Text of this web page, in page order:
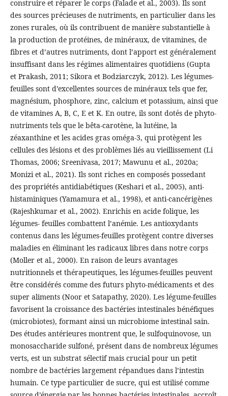
construire et réparer le corps (Falade et al., 2003). Ils sont
des sources précieuses de nutriments, en particulier dans les
zones rurales, où ils contribuent de manière substantielle à
la production de protéines, de minéraux, de vitamines, de
fibres et d’autres nutriments, dont l’apport est généralement
insuffisant dans les régimes alimentaires quotidiens (Gupta
et Prakash, 2011; Sikora et Bodziarczyk, 2012). Les légumes-
feuilles sont d’excellentes sources de minéraux tels que fer,
magnésium, phosphore, zinc, calcium et potassium, ainsi que
de vitamines A, B, C, E et K. En outre, ils sont dotés de phyto-
nutriments tels que le bêta-carotène, la lutéine, la
zéaxanthine et les acides gras oméga-3, qui protègent les
cellules des lésions et des problèmes liés au vieillissement (Li
Thomas, 2006; Sreenivasa, 2017; Mawunu et al., 2020a;
Monizi et al., 2021). Ils sont riches en composés possedant
des propriétés antidiabétiques (Keshari et al., 2005), anti-
histaminiques (Yamamura et al., 1998), et anti-cancérigènes
(Rajeshkumar et al., 2002). Enrichis en acide folique, les
légumes- feuilles combattent l’anémie. Les antioxydants
contenus dans les légumes-feuilles protègent contre diverses
maladies en éliminant les radicaux libres dans notre corps
(Moller et al., 2000). En raison de leurs avantages
nutritionnels et thérapeutiques, les légumes-feuilles peuvent
être considérés comme des futurs phyto-médicaments et des
super aliments (Noor et Satapathy, 2020). Les légume-feuilles
favorisent la croissance des bactéries intestinales bénéfiques
(microbiotes), formant ainsi un microbiome intestinal sain.
Des études antérieures montrent que, le sulfoquinovose, un
monosaccharide sulfoné, présent dans de nombreux légumes
verts, est un substrat sélectif mais crucial pour un petit
nombre de bactéries largement répandues dans l’intestin
humain. Ce type particulier de sucre, qui est utilisé comme